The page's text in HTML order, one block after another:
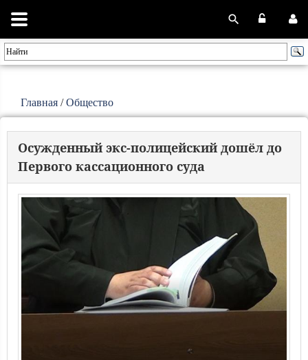
Главная /Общество
Осужденный экс-полицейский дошёл до
Первого кассационного суда